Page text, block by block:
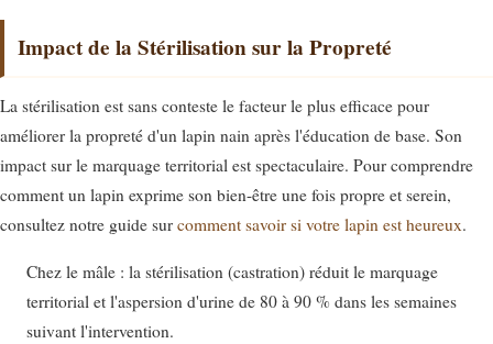
Impact de la Stérilisation sur la Propreté
La stérilisation est sans conteste le facteur le plus efficace pour
améliorer la propreté d'un lapin nain après l'éducation de base. Son
impact sur le marquage territorial est spectaculaire. Pour comprendre
comment un lapin exprime son bien-être une fois propre et serein,
consultez notre guide sur comment savoir si votre lapin est heureux.
Chez le mâle : la stérilisation (castration) réduit le marquage
territorial et l'aspersion d'urine de 80 à 90 % dans les semaines
suivant l'intervention.